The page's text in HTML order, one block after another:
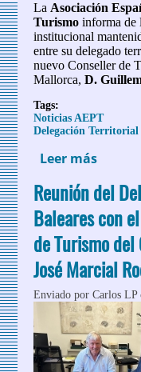
La Asociación
Turismo informa de
institucional
entre su delegado
nuevo Conseller de
Mallorca,D.
Tags:
Noticias AEPT
Delegación Territorial
Leer más
con
un
Reunión del
Baleares con
de Turismo
José Marcial
Enviado porCarlos LP